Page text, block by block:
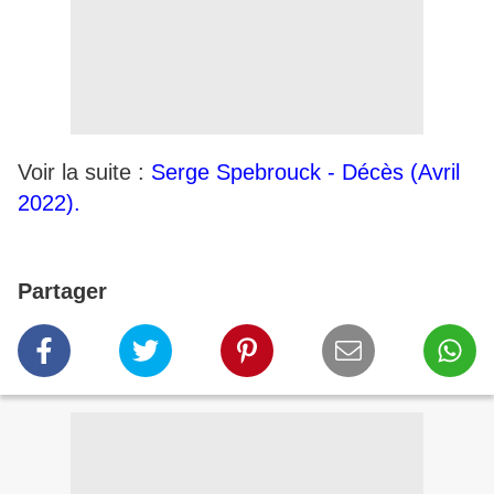
Voir la suite : Serge Spebrouck - Décès (Avril
2022).
Partager